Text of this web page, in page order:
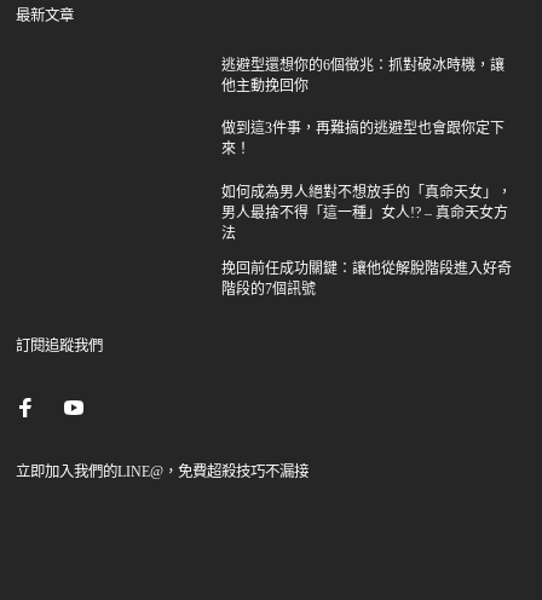
最新文章
逃避型還想你的6個徵兆：抓對破冰時機，讓
他主動挽回你
做到這3件事，再難搞的逃避型也會跟你定下
來！
如何成為男人絕對不想放手的「真命天女」，
男人最捨不得「這一種」女人!? – 真命天女方
法
挽回前任成功關鍵：讓他從解脫階段進入好奇
階段的7個訊號
訂閱追蹤我們
立即加入我們的LINE@，免費超殺技巧不漏接